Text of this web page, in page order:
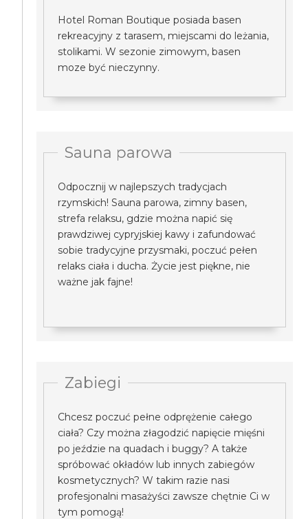
Hotel Roman Boutique posiada basen
rekreacyjny z tarasem, miejscami do leżania,
stolikami. W sezonie zimowym, basen
moze być nieczynny.
Sauna parowa
Odpocznij w najlepszych tradycjach
rzymskich! Sauna parowa, zimny basen,
strefa relaksu, gdzie można napić się
prawdziwej cypryjskiej kawy i zafundować
sobie tradycyjne przysmaki, poczuć pełen
relaks ciała i ducha. Życie jest piękne, nie
ważne jak fajne!
Zabiegi
Chcesz poczuć pełne odprężenie całego
ciała? Czy można złagodzić napięcie mięśni
po jeździe na quadach i buggy? A także
spróbować okładów lub innych zabiegów
kosmetycznych? W takim razie nasi
profesjonalni masażyści zawsze chętnie Ci w
tym pomogą!